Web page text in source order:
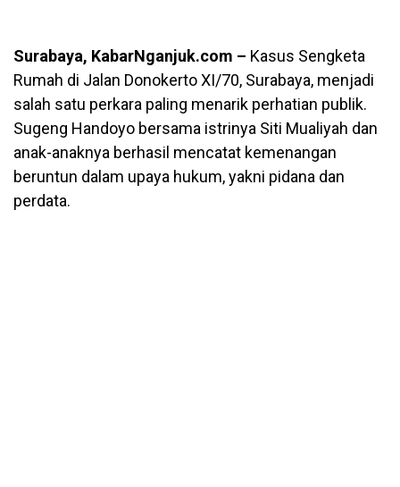
Surabaya, KabarNganjuk.com – Kasus Sengketa
Rumah di Jalan Donokerto XI/70, Surabaya, menjadi
salah satu perkara paling menarik perhatian publik.
Sugeng Handoyo bersama istrinya Siti Mualiyah dan
anak-anaknya berhasil mencatat kemenangan
beruntun dalam upaya hukum, yakni pidana dan
perdata.